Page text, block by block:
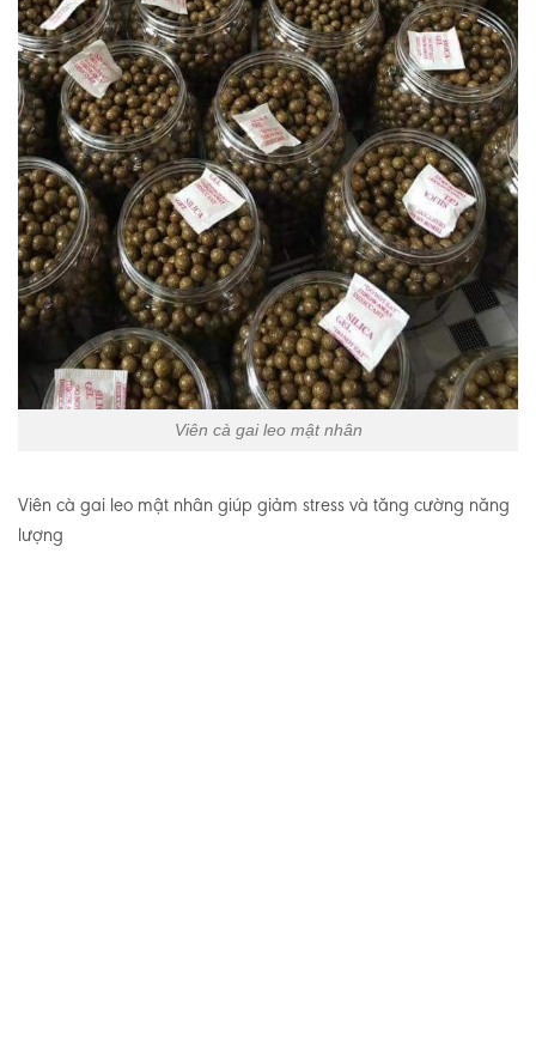
Viên cà gai leo mật nhân
Viên cà gai leo mật nhân giúp giảm stress và tăng cường năng
lượng